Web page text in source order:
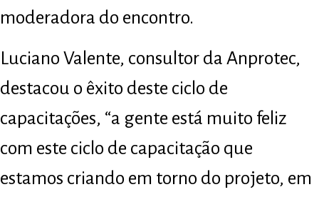
moderadora do encontro.
Luciano Valente, consultor da Anprotec,
destacou o êxito deste ciclo de
capacitações, “a gente está muito feliz
com este ciclo de capacitação que
estamos criando em torno do projeto, em